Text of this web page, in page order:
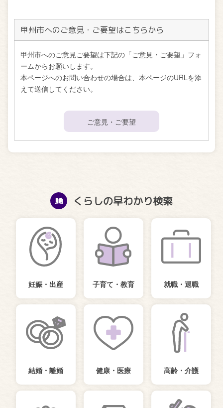
甲州市へのご意見・ご要望はこちらから
甲州市へのご意見ご要望は下記の「ご意見・ご要望」フォ
ームからお願いします。
本ページへのお問い合わせの場合は、本ページのURLを添
えて送信してください。
ご意見・ご要望
くらしの早わかり検索
妊娠・出産 子育て・教育 就職・退職
結婚・離婚 健康・医療 高齢・介護